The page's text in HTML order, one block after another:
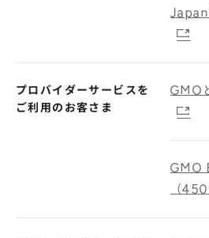
Japan
プロバイダーサービスを
ご利用のお客さま
GMO
GMO
（